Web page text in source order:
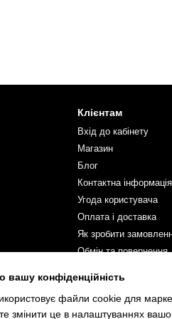
Клієнтам
Вхід до кабінету
Магазин
Блог
Контактна інформація
Угода користувача
Оплата і доставка
Як зробити
Обмін та повернення
Ми в соцмережах
конфіденційність
файли cookie для
змінити це в налаштуваннях